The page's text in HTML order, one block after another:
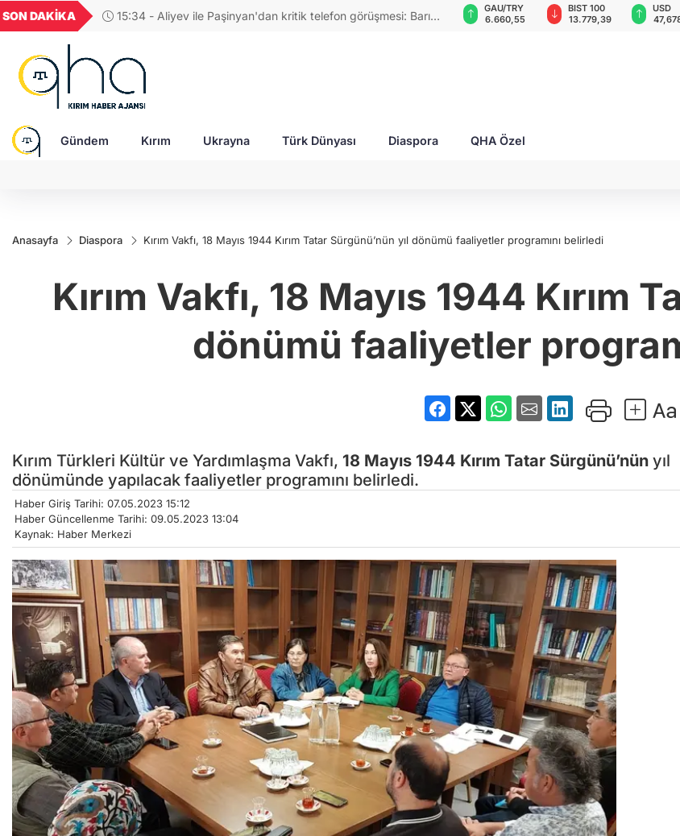
SON DAKİKA
15:27 - İşgalciler Kırım'da tren seferlerini durdurdu:
Rusya'dan gelen trenler Kerç'te durmaya devam edecek!
GEL
18,2677
16,3788
27,9743
0,0018
6.660,55
BIST 100
13.779,39
USD
47,6787
EUR
Gündem Kırım Ukrayna Türk Dünyası Diaspora QHA Özel
Anasayfa Diaspora Kırım Vakfı, 18 Mayıs 1944 Kırım Tatar Sürgünü’nün yıl dönümü faaliyetler programını belirledi
Kırım Vakfı, 18 Mayıs 1944 Kırım
dönümü faaliyetler
Kırım Türkleri Kültür ve Yardımlaşma Vakfı, 18 Mayıs 1944 Kırım Tatar Sürgünü’nün yıl
dönümünde yapılacak faaliyetler programını belirledi.
Haber Giriş Tarihi: 07.05.2023 15:12
Haber Güncellenme Tarihi: 09.05.2023 13:04
Kaynak: Haber Merkezi